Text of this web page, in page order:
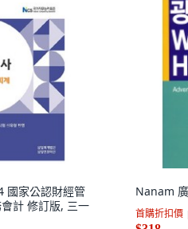
國家公認財經管
計 修訂版, 三一
Nanam
首購折扣價